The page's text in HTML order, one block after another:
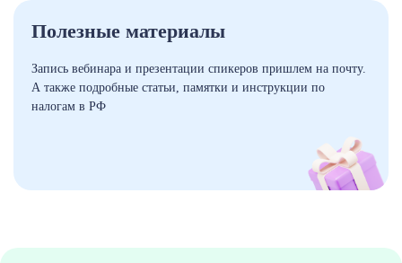
Полезные материалы
Запись вебинара и презентации спикеров пришлем на почту.
А также подробные статьи, памятки и инструкции по
налогам в РФ